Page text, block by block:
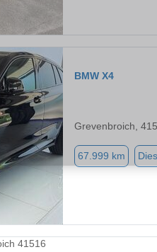
BMW X4
Grevenbroich,
67.999 km